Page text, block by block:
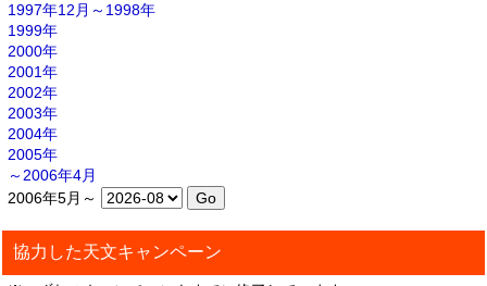
1997年12月～1998年
1999年
2000年
2001年
2002年
2003年
2004年
2005年
～2006年4月
2006年5月～
協力した天文キャンペーン